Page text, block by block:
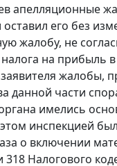
апелляционные
его без
жалобу, не
на прибыль
жалобы,
данной части
имелись
инспекцией
о включении
318 Налогового